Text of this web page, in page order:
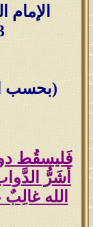
03
(بحسب
أشَرُّ
الله